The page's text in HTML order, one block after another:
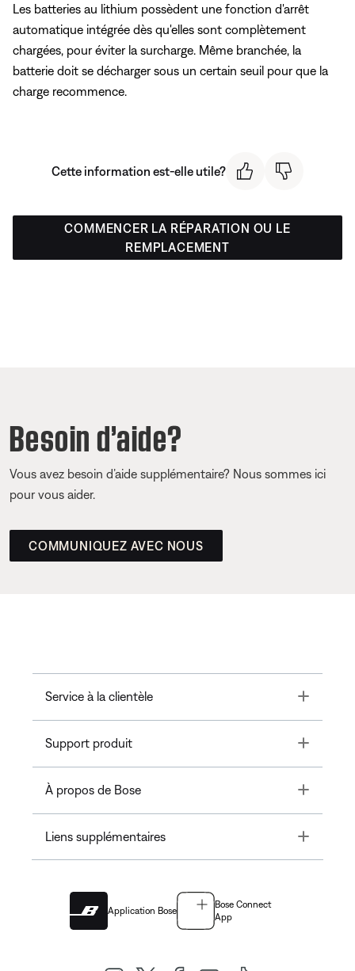
Les batteries au lithium possèdent une fonction d'arrêt
automatique intégrée dès qu'elles sont complètement
chargées, pour éviter la surcharge. Même branchée, la
batterie doit se décharger sous un certain seuil pour que la
charge recommence.
Cette information est-elle utile?
COMMENCER LA RÉPARATION OU LE
REMPLACEMENT
Besoin d’aide?
Vous avez besoin d’aide supplémentaire? Nous sommes ici
pour vous aider.
COMMUNIQUEZ AVEC NOUS
Service à la clientèle Toggle
Support produit Toggle
À propos de Bose Toggle
Liens supplémentaires Toggle
Application Bose
Bose Connect
App